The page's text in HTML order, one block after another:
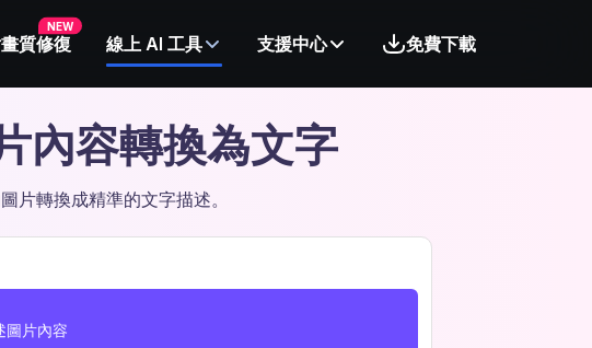
質修復
NEW
線上 AI 工具 支援中心 免費下載
內容轉換為文字
片轉換成精準的文字描述。
圖片內容